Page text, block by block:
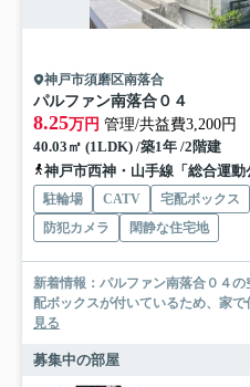
神戸市須磨区南落合
パルファン南落合０４
8.25万円 管理/共益費3,200円
40.03㎡ (1LDK) /築1年 /2階建
神戸市西神・山手線「総合運動公園」駅 バ
駐輪場 CATV 宅配ボックス
防犯カメラ
閑静な住宅地
新着情報：パルファン南落合０４
配ボックスが付いているため、家
見る
募集中の部屋